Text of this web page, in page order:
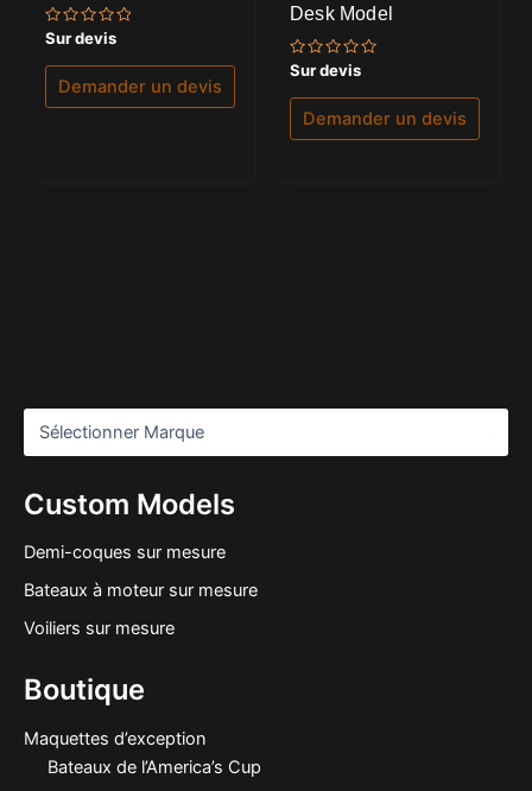
Custom Models
Demi-coques sur mesure
Bateaux à moteur sur mesure
Voiliers sur mesure
Boutique
Maquettes d’exception
Bateaux de l’America’s Cup
Note
0
sur
Sur devis
Demander un devis
Desk Model
Note
0
sur
Sur devis
Demander un devis